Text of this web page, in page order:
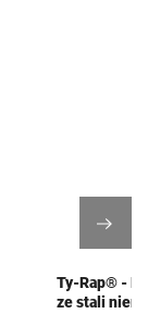
Ty-Rap® -
ze stali